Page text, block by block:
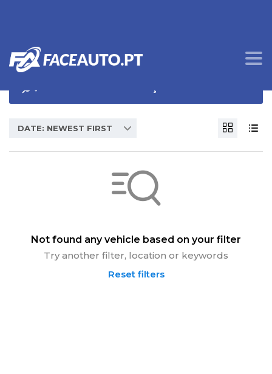
DATE: NEWEST FIRST
Not found any vehicle based on your filter
Try another filter, location or keywords
Reset filters